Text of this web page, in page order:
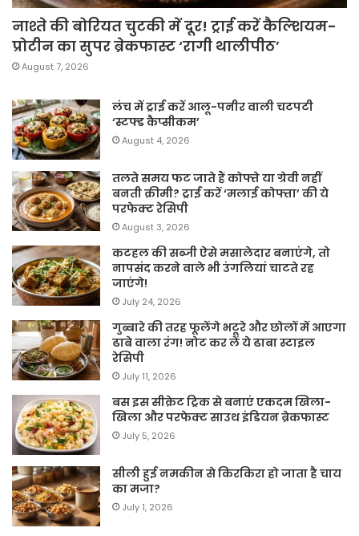
नाश्ते की बोरियत चुटकी में दूर! ट्राई करें कैल्शियम-
प्रोटीन का सुपर ब्रेकफास्ट ‘रागी थालीपीठ’
August 7, 2026
लंच में ट्राई करें आलू-पनीर वाली चटपटी
‘स्टफ्ड कैप्सीकम’
August 4, 2026
तलते समय फट जाते हैं कोफ्ते या ग्रेवी नहीं
बनती क्रीमी? ट्राई करें ‘मलाई कोफ्ता’ की ये
परफेक्ट रेसिपी
August 3, 2026
कटहल की सब्जी ऐसे मसालेदार बनाएंगे, तो
नापसंद करने वाले भी उंगलियां चाटते रह
जाएंगे!
July 24, 2026
गुब्बारे की तरह फूलेंगे भटूरे और छोलों में आएगा
ढाबे वाला रंग! नोट कर लें ये ढाबा स्टाइल
रेसिपी
July 11, 2026
बस इस सीक्रेट ट्रिक से बनाएं एकदम खिला-
खिला और परफेक्ट साउथ इंडियन ब्रेकफास्ट
July 5, 2026
सीली हुई नमकीन से किरकिरा हो जाता है चाय
का मजा?
July 1, 2026